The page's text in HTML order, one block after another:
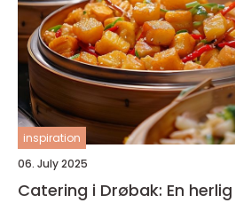
inspiration
06. July 2025
Catering i Drøbak: En